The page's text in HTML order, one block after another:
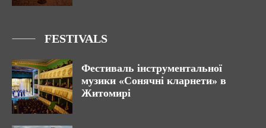
FESTIVALS
Фестиваль інструментальної
музики «Сонячні кларнети» в
Житомирі